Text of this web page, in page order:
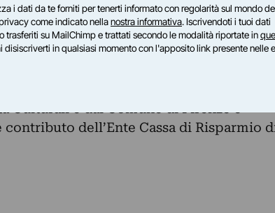
nell’ambito degli eventi organizzati
con il Teatro della Pergola, per il
patrocinato dal Comitato di
dei 150 anni dell’Unità d’Italia, dal
Culturali e dal Comune di Firenze e
dell’Ente Cassa di Risparmio
i dati da te forniti per tenerti informato con regolarità sul mondo
come indicato nellanostra informativa. Iscrivendoti i tuoi dati
trasferiti su MailChimp e trattati secondo le modalità riportate in
disiscriverti in qualsiasi momento con l'apposito link presente nelle